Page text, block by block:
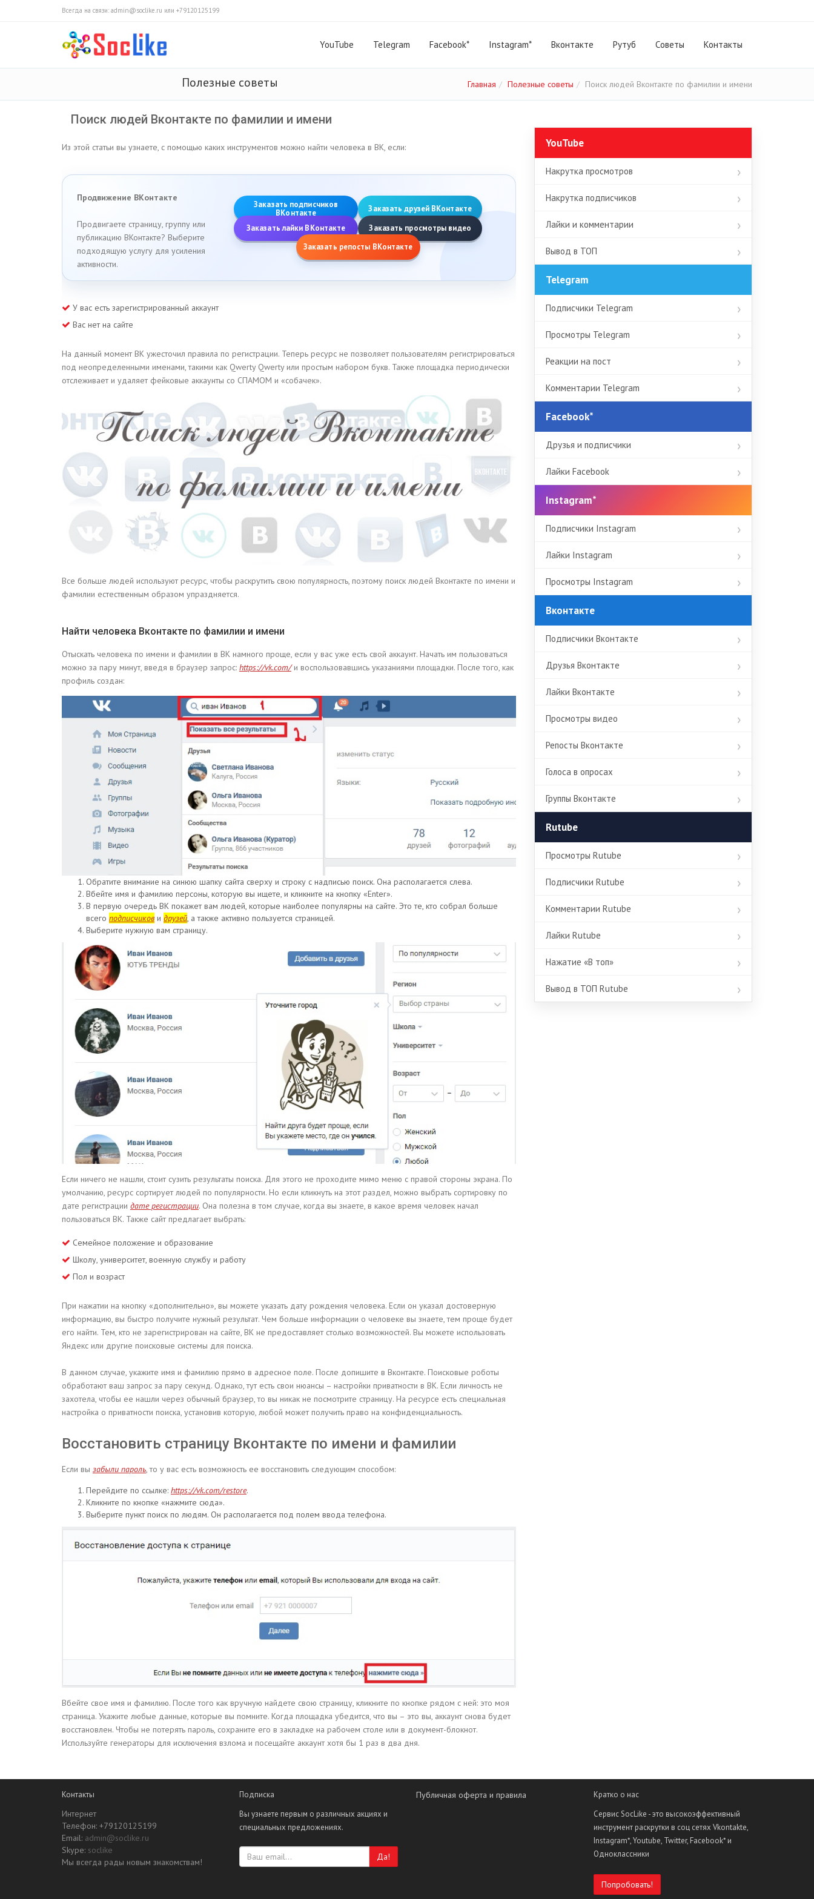
Всегда на связи: admin@soclike.ru или +79120125199
YouTube Telegram Facebook* Instagram* Вконтакте Рутуб Cоветы Контакты
Полезные советы Главная Полезные советы Поиск людей Вконтакте по фамилии и имени
Поиск людей Вконтакте по фамилии и имени
Из этой статьи вы узнаете, с помощью каких инструментов можно найти человека в ВК, если:
Продвижение ВКонтакте
Продвигаете страницу, группу или
публикацию ВКонтакте? Выберите
подходящую услугу для усиления
активности.
Заказать подписчиков
ВКонтакте
Заказать друзей ВКонтакте
Заказать лайки ВКонтакте
Заказать просмотры видео
Заказать репосты ВКонтакте
У вас есть зарегистрированный аккаунт
Вас нет на сайте
На данный момент ВК ужесточил правила по регистрации. Теперь ресурс не позволяет пользователям регистрироваться
под неопределенными именами, такими как Qwerty Qwerty или простым набором букв. Также площадка периодически
отслеживает и удаляет фейковые аккаунты со СПАМОМ и «собачек».
Все больше людей используют ресурс, чтобы раскрутить свою популярность, поэтому поиск людей Вконтакте по имени и
фамилии естественным образом упраздняется.
Найти человека Вконтакте по фамилии и имени
Отыскать человека по имени и фамилии в ВК намного проще, если у вас уже есть свой аккаунт. Начать им пользоваться
можно за пару минут, введя в браузер запрос: https://vk.com/и воспользовавшись указаниями площадки. После того, как
профиль создан:
Обратите внимание на синюю шапку сайта сверху и строку с надписью поиск. Она располагается слева.
Вбейте имя и фамилию персоны, которую вы ищете, и кликните на кнопку «Enter».
В первую очередь ВК покажет вам людей, которые наиболее популярны на сайте. Это те, кто собрал больше
всего подписчиков и друзей, а также активно пользуется страницей.
Выберите нужную вам страницу.
Если ничего не нашли, стоит сузить результаты поиска. Для этого не проходите мимо меню с правой стороны экрана. По
умолчанию, ресурс сортирует людей по популярности. Но если кликнуть на этот раздел, можно выбрать сортировку по
дате регистрации дате регистрации. Она полезна в том случае, когда вы знаете, в какое время человек начал
пользоваться ВК. Также сайт предлагает выбрать:
Семейное положение и образование
Школу, университет, военную службу и работу
Пол и возраст
При нажатии на кнопку «дополнительно», вы можете указать дату рождения человека. Если он указал достоверную
информацию, вы быстро получите нужный результат. Чем больше информации о человеке вы знаете, тем проще будет
его найти. Тем, кто не зарегистрирован на сайте, ВК не предоставляет столько возможностей. Вы можете использовать
Яндекс или другие поисковые системы для поиска.
В данном случае, укажите имя и фамилию прямо в адресное поле. После допишите в Вконтакте. Поисковые роботы
обработают ваш запрос за пару секунд. Однако, тут есть свои нюансы – настройки приватности в ВК. Если личность не
захотела, чтобы ее нашли через обычный браузер, то вы никак не посмотрите страницу. На ресурсе есть специальная
настройка о приватности поиска, установив которую, любой может получить право на конфиденциальность.
Восстановить страницу Вконтакте по имени и фамилии
Если вы забыли пароль, то у вас есть возможность ее восстановить следующим способом:
Перейдите по ссылке: https://vk.com/restore.
Кликните по кнопке «нажмите сюда».
Выберите пункт поиск по людям. Он располагается под полем ввода телефона.
Вбейте свое имя и фамилию. После того как вручную найдете свою страницу, кликните по кнопке рядом с ней: это моя
страница. Укажите любые данные, которые вы помните. Когда площадка убедится, что вы – это вы, аккаунт снова будет
восстановлен. Чтобы не потерять пароль, сохраните его в закладке на рабочем столе или в документ-блокнот.
Используйте генераторы для исключения взлома и посещайте аккаунт хотя бы 1 раз в два дня.
YouTube
Накрутка просмотров
Накрутка подписчиков
Лайки и комментарии
Вывод в ТОП
Telegram
Подписчики Telegram
Просмотры Telegram
Реакции на пост
Комментарии Telegram
Facebook*
Друзья и подписчики
Лайки Facebook
Instagram*
Подписчики Instagram
Лайки Instagram
Просмотры Instagram
Вконтакте
Подписчики Вконтакте
Друзья Вконтакте
Лайки Вконтакте
Просмотры видео
Репосты Вконтакте
Голоса в опросах
Группы Вконтакте
Rutube
Просмотры Rutube
Подписчики Rutube
Комментарии Rutube
Лайки Rutube
Нажатие «В топ»
Вывод в ТОП Rutube
Контакты
Интернет
Телефон: +79120125199
Email: admin@soclike.ru
Skype: soclike
Мы всегда рады новым знакомствам!
Подписка
Вы узнаете первым о различных акциях и
специальных предложениях.
Да!
Публичная оферта и правила
Кратко о нас
Сервис SocLike - это высокоэффективный
инструмент раскрутки в соц сетях Vkontakte,
Instagram*, Youtube, Twitter, Facebook* и
Одноклассники
Попробовать!